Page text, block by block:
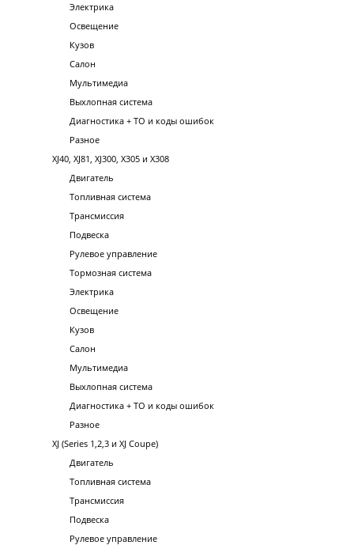
Электрика
Освещение
Кузов
Салон
Мультимедиа
Выхлопная система
Диагностика + ТО и коды ошибок
Разное
XJ40, XJ81, XJ300, X305 и X308
Двигатель
Топливная система
Трансмиссия
Подвеска
Рулевое управление
Тормозная система
Электрика
Освещение
Кузов
Салон
Мультимедиа
Выхлопная система
Диагностика + ТО и коды ошибок
Разное
XJ (Series 1,2,3 и XJ Coupe)
Двигатель
Топливная система
Трансмиссия
Подвеска
Рулевое управление